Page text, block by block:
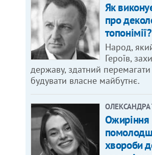
Як
про
топонімії?
Народ,
Героїв,
державу, здатний
будувати власне майбутнє.
ОЛЕКСАНДРА
Ожиріння
хвороби